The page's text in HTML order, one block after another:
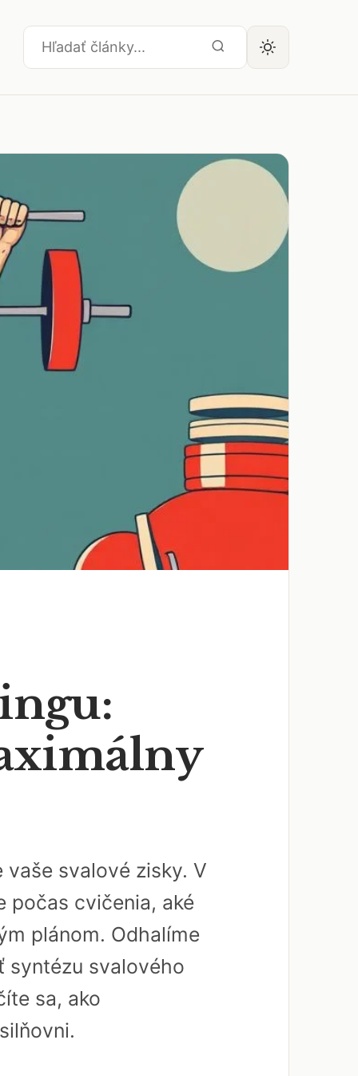
svalové zisky. V
počas cvičenia, aké
plánom. Odhalíme
syntézu svalového
sa, ako